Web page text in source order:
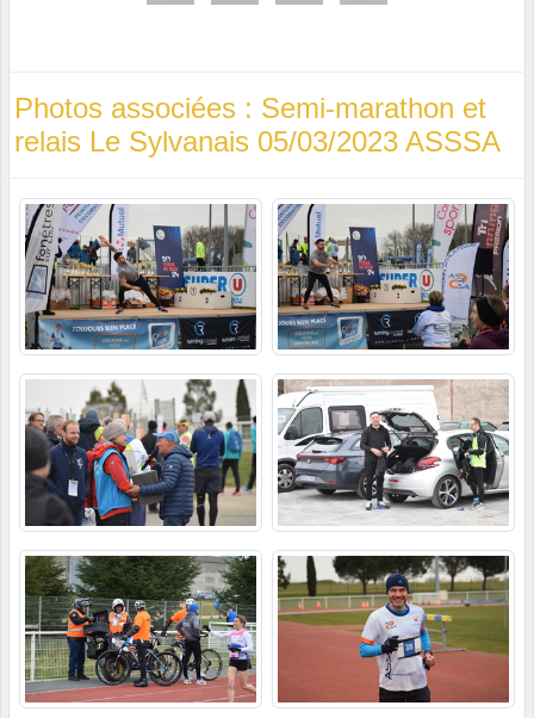
Photos associées : Semi-marathon et
relais Le Sylvanais 05/03/2023 ASSSA